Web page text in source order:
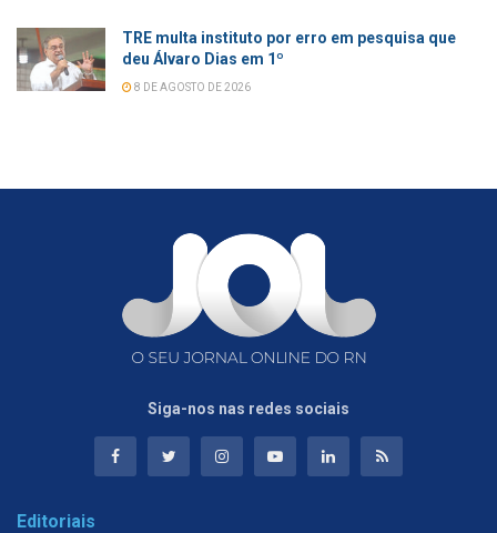
TRE multa instituto por erro em pesquisa que
deu Álvaro Dias em 1º
8 DE AGOSTO DE 2026
Siga-nos nas redes sociais
Editoriais